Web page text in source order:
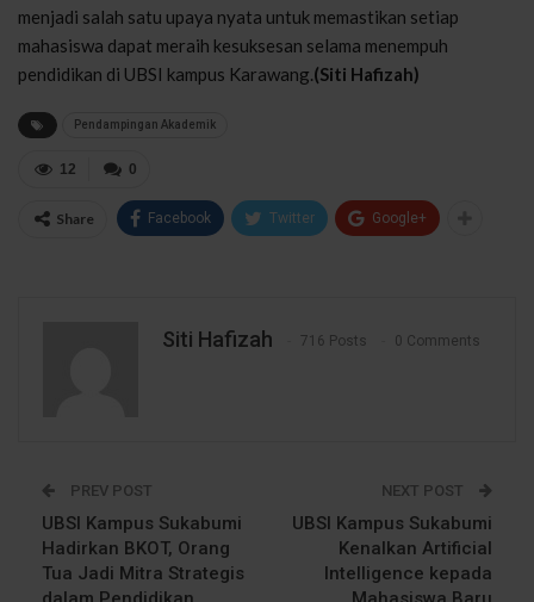
menjadi salah satu upaya nyata untuk memastikan setiap
mahasiswa dapat meraih kesuksesan selama menempuh
pendidikan di UBSI kampus Karawang.(Siti Hafizah)
Pendampingan Akademik
0
12
Share Facebook Twitter Google+
Siti Hafizah 716 Posts 0 Comments
PREV POST
UBSI Kampus Sukabumi
Hadirkan BKOT, Orang
Tua Jadi Mitra Strategis
NEXT POST
UBSI Kampus Sukabumi
Kenalkan Artificial
Intelligence kepada